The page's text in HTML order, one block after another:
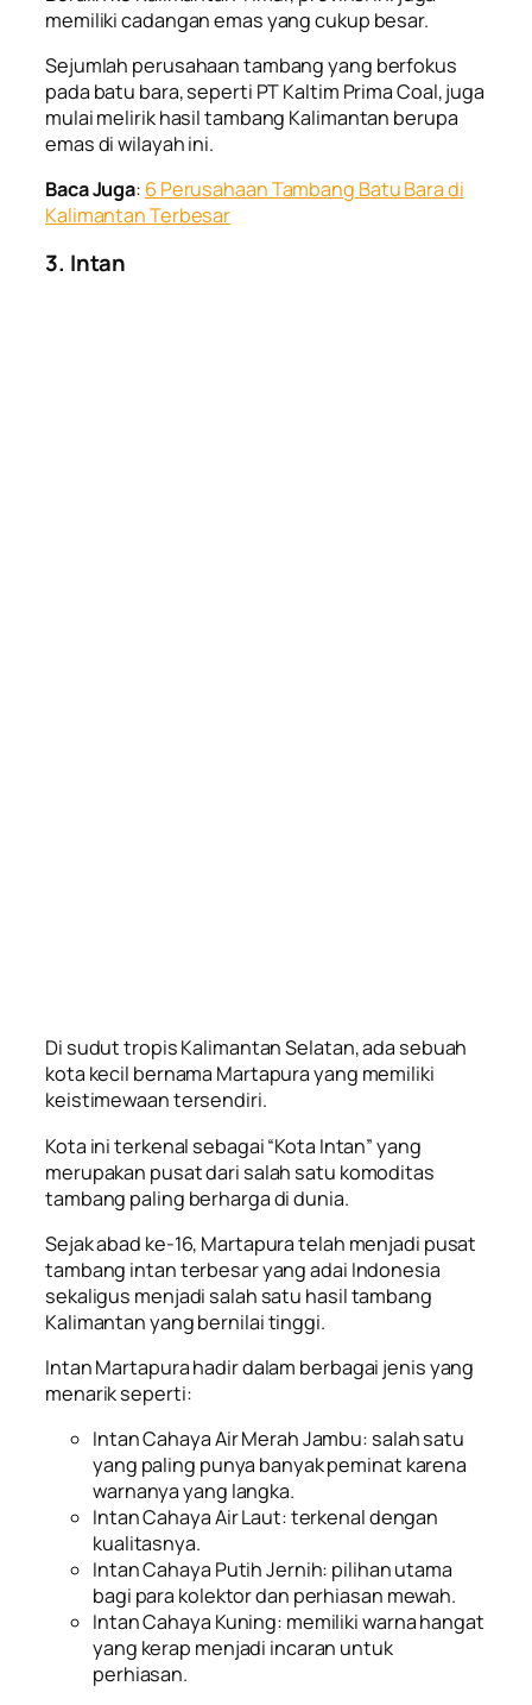
memiliki cadangan emas yang cukup besar.
Sejumlah perusahaan tambang yang berfokus
pada batu bara, seperti PT Kaltim Prima Coal, juga
mulai melirikhasil tambang Kalimantan berupa
emas di wilayah ini.
Baca Juga: 6 Perusahaan Tambang Batu Bara di
Kalimantan Terbesar
3. Intan
Di sudut tropis Kalimantan Selatan, ada sebuah
kota kecil bernama Martapura yang memiliki
keistimewaan tersendiri.
Kota ini terkenal sebagai “Kota Intan” yang
merupakan pusat dari salah satu komoditas
tambang paling berharga di dunia.
Sejak abad ke-16, Martapura telah menjadi pusat
tambang intan terbesar yang adai Indonesia
sekaligus menjadi salah satu hasil tambang
Kalimantanyang bernilai tinggi.
Intan Martapura hadir dalam berbagai jenis yang
menarik seperti:
Intan Cahaya Air Merah Jambu: salah satu
yang paling punya banyak peminat karena
warnanya yang langka.
Intan Cahaya Air Laut: terkenal dengan
kualitasnya.
Intan Cahaya Putih Jernih: pilihan utama
bagi para kolektor dan perhiasan mewah.
Intan Cahaya Kuning: memiliki warna hangat
yang kerap menjadi incaran untuk
perhiasan.